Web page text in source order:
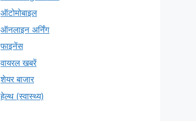
ऑटोमोबाइल
ऑनलाइन अर्निंग
फाइनेंस
वायरल खबरें
शेयर बाजार
हेल्थ (स्वास्थ्य)